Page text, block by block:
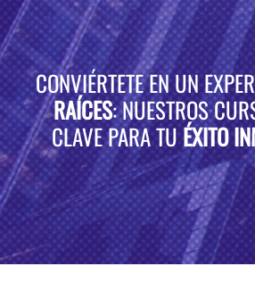
CONVIÉRTETE EN UN
RAÍCES: NUESTROS
CLAVE PARA TUÉXITO